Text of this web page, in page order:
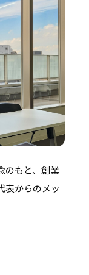
のもと、創業
表からのメッ